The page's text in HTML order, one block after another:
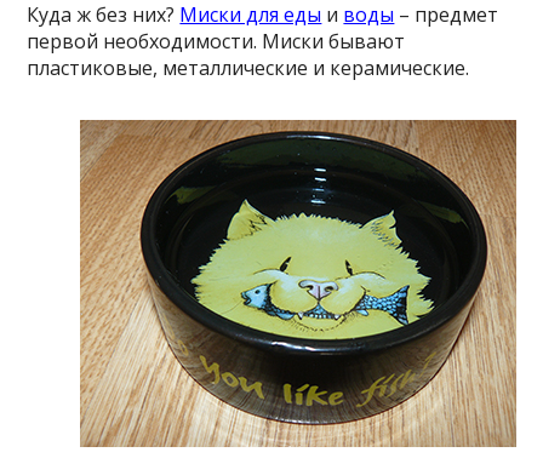
Куда ж без них? Миски для еды и воды – предмет
первой необходимости. Миски бывают
пластиковые, металлические и керамические.